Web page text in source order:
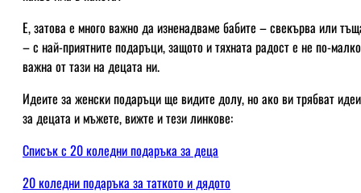
Е, затова е много важно да изненадваме бабите – свекърва или
– с най-приятните подаръци, защото и тяхната радост е не по-малко
важна от тази на децата ни.
Идеите за женски подаръци ще видите долу, но ако ви трябват идеи
за децата и мъжете, вижте и тези линкове:
Списък с 20 коледни подаръка за деца
20 коледни подаръка за таткото и дядото